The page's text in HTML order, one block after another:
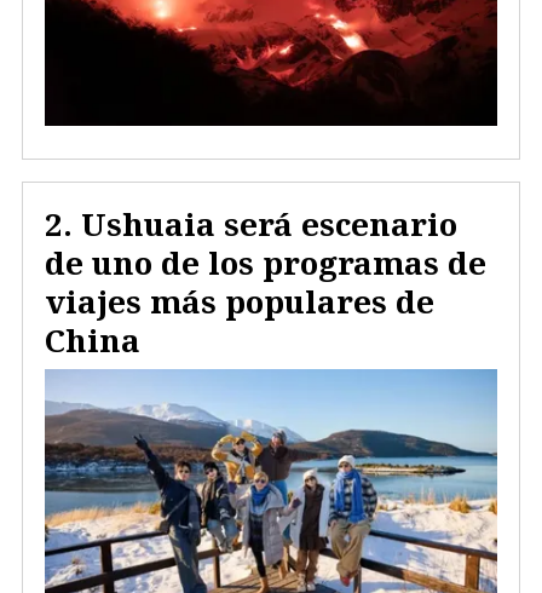
Ushuaia será escenario
de uno de los programas de
viajes más populares de
China